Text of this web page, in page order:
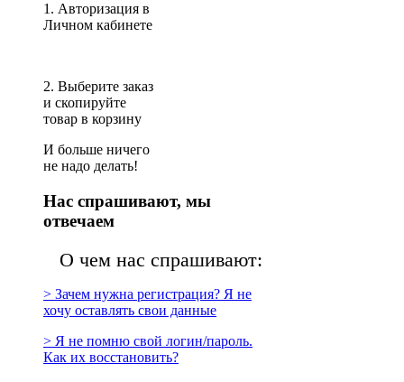
1. Авторизация в
Личном кабинете
2. Выберите заказ
и скопируйте
товар в корзину
И больше ничего
не надо делать!
Нас спрашивают, мы
отвечаем
О чем нас спрашивают:
> Зачем нужна регистрация? Я не
хочу оставлять свои данные
> Я не помню свой логин/пароль.
Как их восстановить?